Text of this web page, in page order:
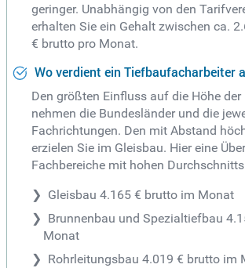
geringer. Unabhängig von den
erhalten Sie ein Gehalt zwischen ca.
€ brutto pro Monat.
Wo verdient ein Tiefbaufacharbeiter
Den größten Einfluss auf die Höhe der
nehmen die Bundesländer und die
Fachrichtungen. Den mit Abstand
erzielen Sie im Gleisbau. Hier eine
Fachbereiche mit hohen
Gleisbau 4.165 € brutto im Monat
Brunnenbau und Spezialtiefbau
Monat
Rohrleitungsbau 4.019 € brutto im